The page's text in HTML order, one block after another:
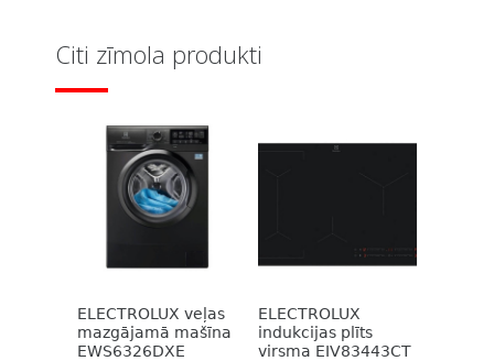
Citi zīmola produkti
ELECTROLUX veļas
mazgājamā mašīna
EWS6326DXE
ELECTROLUX
indukcijas plīts
virsma EIV83443CT